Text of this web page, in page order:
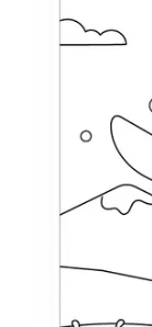
المناسب للأطفال